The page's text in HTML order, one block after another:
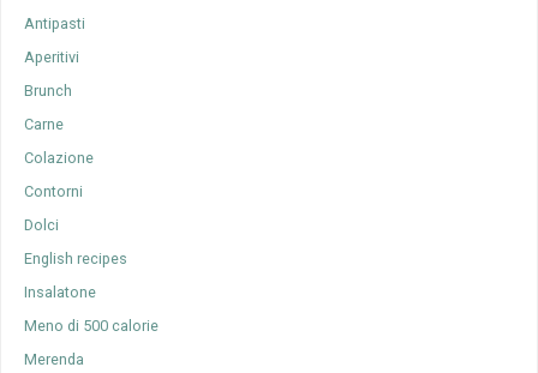
Antipasti
Aperitivi
Brunch
Carne
Colazione
Contorni
Dolci
English recipes
Insalatone
Meno di 500 calorie
Merenda